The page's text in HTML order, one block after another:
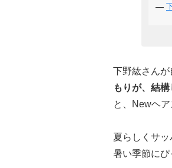
—
下野紘さんが
もりが、結
と、Newヘ
夏らしくサ
暑い季節にぴ